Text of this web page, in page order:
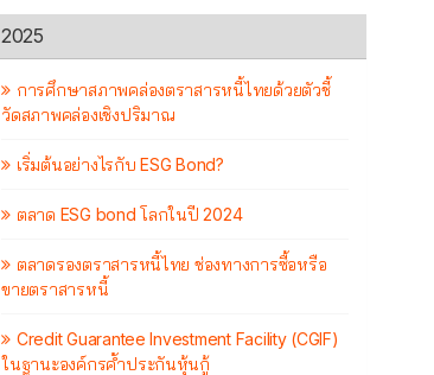
2025
การศึกษาสภาพคล่องตราสารหนี้ไทยด้วยตัวชี้
วัดสภาพคล่องเชิงปริมาณ
เริ่มต้นอย่างไรกับ ESG Bond?
ตลาด ESG bond โลกในปี 2024
ตลาดรองตราสารหนี้ไทย ช่องทางการซื้อหรือ
ขายตราสารหนี้
Credit Guarantee Investment Facility (CGIF)
ในฐานะองค์กรค้ำประกันหุ้นกู้